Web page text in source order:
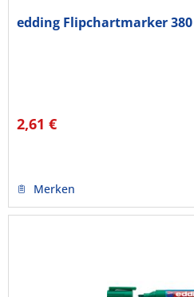
edding Flipchartmarker 380
2,61 €
Merken